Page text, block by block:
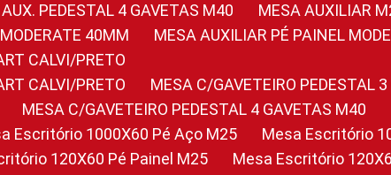
AUX. PEDESTAL 4 GAVETAS M40
MESA AUXILIAR
MODERATE 40MM
MESA AUXILIAR PÉ PAINEL
CALVI/PRETO
CALVI/PRETO
MESA C/GAVETEIRO PEDESTAL
MESA C/GAVETEIRO PEDESTAL 4 GAVETAS M40
Escritório 1000X60 Pé Aço M25
Mesa Escritório
120X60 Pé Painel M25
Mesa Escritório